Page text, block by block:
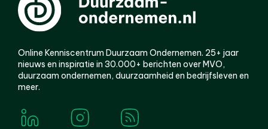
Online Kenniscentrum Duurzaam Ondernemen. 25+ jaar
nieuws en inspiratie in 30.000+ berichten over MVO,
duurzaam ondernemen, duurzaamheid en bedrijfsleven en
meer.